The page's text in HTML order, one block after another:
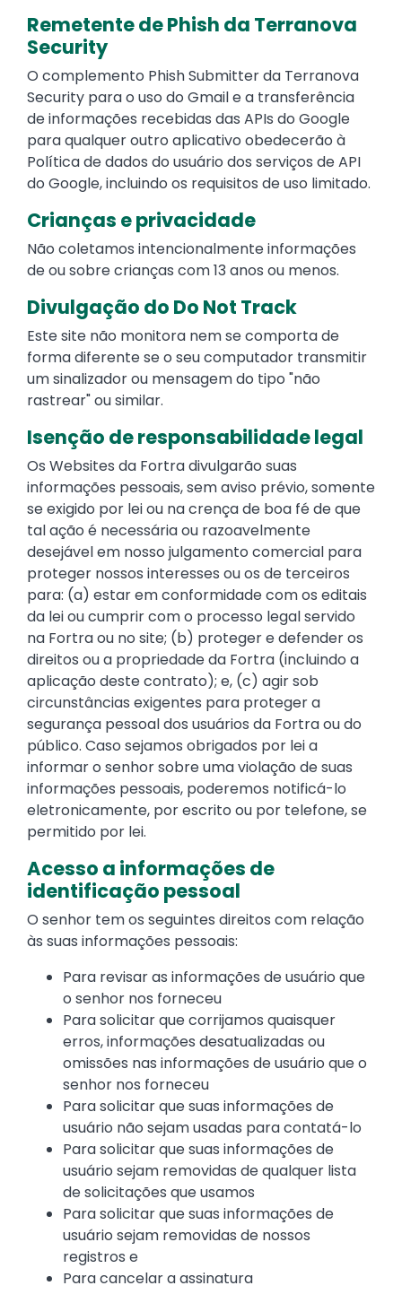
Remetente de Phish da Terranova
Security
O complemento Phish Submitter da Terranova
Security para o uso do Gmail e a transferência
de informações recebidas das APIs do Google
para qualquer outro aplicativo obedecerão à
Política de dados do usuário dos serviços de API
do Google, incluindo os requisitos de uso limitado.
Crianças e privacidade
Não coletamos intencionalmente informações
de ou sobre crianças com 13 anos ou menos.
Divulgação do Do Not Track
Este site não monitora nem se comporta de
forma diferente se o seu computador transmitir
um sinalizador ou mensagem do tipo "não
rastrear" ou similar.
Isenção de responsabilidade legal
Os Websites da Fortra divulgarão suas
informações pessoais, sem aviso prévio, somente
se exigido por lei ou na crença de boa fé de que
tal ação é necessária ou razoavelmente
desejável em nosso julgamento comercial para
proteger nossos interesses ou os de terceiros
para: (a) estar em conformidade com os editais
da lei ou cumprir com o processo legal servido
na Fortra ou no site; (b) proteger e defender os
direitos ou a propriedade da Fortra (incluindo a
aplicação deste contrato); e, (c) agir sob
circunstâncias exigentes para proteger a
segurança pessoal dos usuários da Fortra ou do
público. Caso sejamos obrigados por lei a
informar o senhor sobre uma violação de suas
informações pessoais, poderemos notificá-lo
eletronicamente, por escrito ou por telefone, se
permitido por lei.
Acesso a informações de
identificação pessoal
O senhor tem os seguintes direitos com relação
às suas informações pessoais:
Para revisar as informações de usuário que
o senhor nos forneceu
Para solicitar que corrijamos quaisquer
erros, informações desatualizadas ou
omissões nas informações de usuário que o
senhor nos forneceu
Para solicitar que suas informações de
usuário não sejam usadas para contatá-lo
Para solicitar que suas informações de
usuário sejam removidas de qualquer lista
de solicitações que usamos
Para solicitar que suas informações de
usuário sejam removidas de nossos
registros e
Para cancelar a assinatura